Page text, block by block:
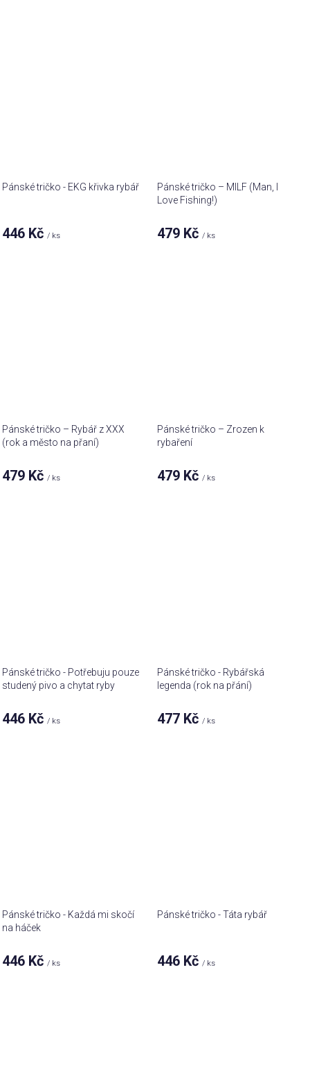
Pánské tričko - EKG křivka rybář
446 Kč / ks
Pánské tričko – MILF (Man, I
Love Fishing!)
479 Kč / ks
Pánské tričko – Rybář z XXX
(rok a město na přaní)
479 Kč/ ks
Pánské tričko – Zrozen k
rybaření
479 Kč/ ks
Pánské tričko - Potřebuju pouze
studený pivo a chytat ryby
446 Kč / ks
Pánské tričko - Rybářská
legenda (rok na přání)
477 Kč / ks
Pánské tričko - Každá mi skočí
na háček
446 Kč/ ks
Pánské tričko - Táta rybář
446 Kč/ ks